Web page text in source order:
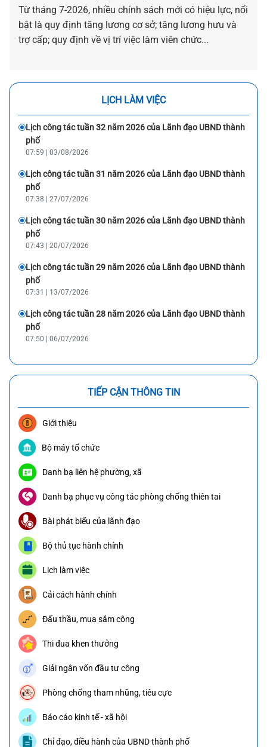
Từ tháng 7-2026, nhiều chính sách mới có hiệu lực, nổi
bật là quy định tăng lương cơ sở; tăng lương hưu và
trợ cấp; quy định về vị trí việc làm viên chức...
LỊCH LÀM VIỆC
Lịch công tác tuần 32 năm 2026 của Lãnh đạo UBND thành
phố
07:59 | 03/08/2026
Lịch công tác tuần 31 năm 2026 của Lãnh đạo UBND thành
phố
07:38 | 27/07/2026
Lịch công tác tuần 30 năm 2026 của Lãnh đạo UBND thành
phố
07:43 | 20/07/2026
Lịch công tác tuần 29 năm 2026 của Lãnh đạo UBND thành
phố
07:31 | 13/07/2026
Lịch công tác tuần 28 năm 2026 của Lãnh đạo UBND thành
phố
07:50 | 06/07/2026
TIẾP CẬN THÔNG TIN
Giới thiệu
Bộ máy tổ chức
Danh bạ liên hệ phường, xã
Danh bạ phục vụ công tác phòng chống thiên tai
Bài phát biểu của lãnh đạo
Bộ thủ tục hành chính
Lịch làm việc
Cải cách hành chính
Đấu thầu, mua sắm công
Thi đua khen thưởng
Giải ngân vốn đầu tư công
Phòng chống tham nhũng, tiêu cực
Báo cáo kinh tế - xã hội
Chỉ đạo, điều hành của UBND thành phố